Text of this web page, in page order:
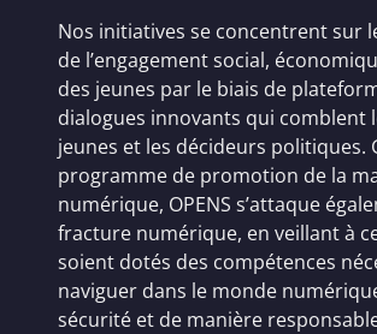
Nos initiatives se concentrent sur
de l’engagement social,
des jeunes par le biais de
dialogues innovants qui comblent
jeunes et les décideurs politiques.
programme de promotion de la
numérique, OPENS s’attaque
fracture numérique, en veillant à
soient dotés des compétences
naviguer dans le monde
sécurité et de manière